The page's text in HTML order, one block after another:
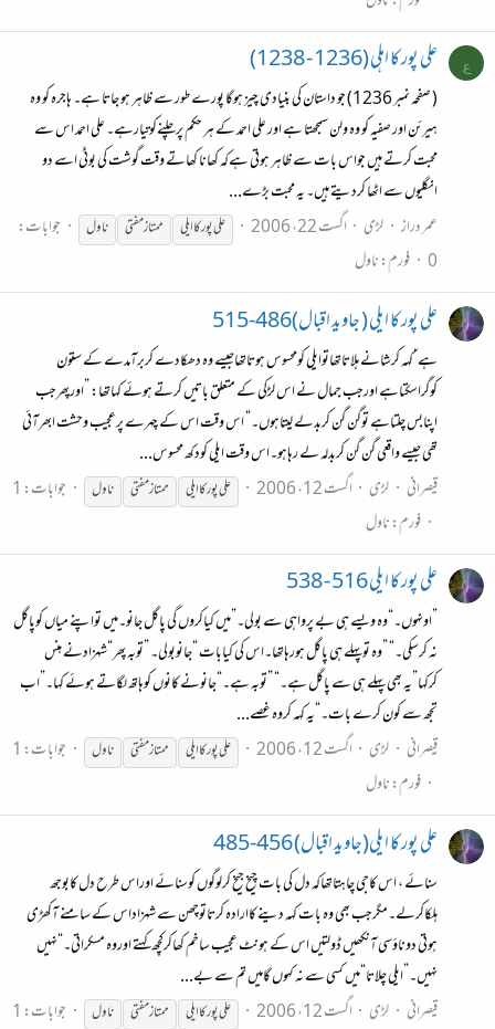
ع علی پور کا اہلی (1236 - 1238)
( صفحہ نمبر 1236) جو داستان کی بنیادی چیز ہوگا پورے طور سے ظاہر ہو جاتا ہے۔ ہاجرہ کو وہ
ہیرئن اور صفیہ کو وہ ولن سمجھتا ہے اور علی احمد کے ہر حکم پرچلنےکوتیارہے۔ علی احمد اس سے
محبت کرتے ہیں جواس بات سے ظاہر ہوتی ہےکہ کھانا کھاتے وقت گوشت کی بوٹی اسے دو
انگلیوں سے اٹھا کردیتے ہیں۔ یہ محبت بڑے...
عمر دراز لڑی اگست 22، 2006 علی پور کا ایلی ممتازمفتی ناول
جوابات:
0 فورم:ناول
علی پور کا ایلی ( جاوید اقبال)486-515
ہے‘کہہ کرشانے ہلاتاتھاتوایلی کومحسوس ہوتاتھاجیسے وہ دھکادے کربرآمدے کے ستون
کوگراسکتاہے اورجب جمال نے اس لڑکی کے متعلق باتیں کرتے ہوئے کہاتھا: ”اورپھرجب
اپنابس چلتاہے توگن گن کربدلے لیتاہوں۔“ اس وقت اس کے چہرے پرعجیب وحشت ابھرآئی
تھی جیسے واقعی گن گن کربدلہ لے رہاہو۔اس وقت ایلی کودکھ محسوس...
قیصرانی لڑی اگست 12، 2006 علی پور کا ایلی ممتازمفتی ناول
جوابات: 1
فورم:ناول
علی پور کا ایلی 516 - 538
”اونہوں۔“وہ ویسے ہی بے پرواہی سے بولی۔”میں کیاکروں گی پاگل جانو۔میں تواپنے میاں کوپاگل
نہ کرسکی۔“ ”وہ توپہلے ہی پاگل ہورہاتھا۔اس کی کیابات “جانوبولی۔ ”توبہ پھر“شہزادنے ہنس
کرکہا”یہ بھی پہلے ہی سے پاگل ہے۔“ ”توبہ ہے۔“جانونے کانوں کوہاتھ لگاتے ہوئے کہا۔”اب
تجھ سے کون کرے بات۔“یہ کہہ کروہ غصے...
قیصرانی لڑی اگست 12، 2006 علی پور کا ایلی ممتازمفتی ناول
جوابات: 1
فورم:ناول
علی پور کا ایلی(جاوید اقبال) 456-485
سنائے ، اس کاجی چاہتاتھاکہ دل کی بات چیخ جیخ کرلوگوں کوسنائے اوراس طرح دل کابوجھ
ہلکاکرلے۔مگرجب بھی وہ بات کہہ دینے کاارادہ کرتاتوچھن سے شہزاداس کے سامنے آکھڑی
ہوتی دوناؤسی آنکھیں ڈولتیں اس کے ہونٹ عجیب ساخم کھاکرکچھ کہتے اوروہ مسکراتی۔“نہیں
نہیں۔”ایلی چلاتا“میں کسی سے نہ کہوں گامیں تم سے بے...
قیصرانی لڑی اگست 12، 2006 علی پور کا ایلی ممتازمفتی ناول
جوابات: 1